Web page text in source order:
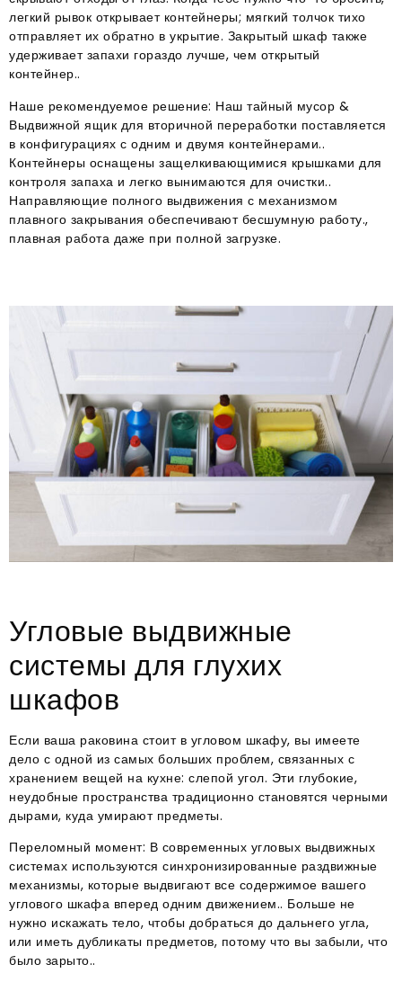
легкий рывок открывает контейнеры; мягкий толчок тихо
отправляет их обратно в укрытие. Закрытый шкаф также
удерживает запахи гораздо лучше, чем открытый
контейнер..
Наше рекомендуемое решение: Наш тайный мусор &
Выдвижной ящик для вторичной переработки поставляется
в конфигурациях с одним и двумя контейнерами..
Контейнеры оснащены защелкивающимися крышками для
контроля запаха и легко вынимаются для очистки..
Направляющие полного выдвижения с механизмом
плавного закрывания обеспечивают бесшумную работу.,
плавная работа даже при полной загрузке.
Угловые выдвижные
системы для глухих
шкафов
Если ваша раковина стоит в угловом шкафу, вы имеете
дело с одной из самых больших проблем, связанных с
хранением вещей на кухне: слепой угол. Эти глубокие,
неудобные пространства традиционно становятся черными
дырами, куда умирают предметы.
Переломный момент: В современных угловых выдвижных
системах используются синхронизированные раздвижные
механизмы, которые выдвигают все содержимое вашего
углового шкафа вперед одним движением.. Больше не
нужно искажать тело, чтобы добраться до дальнего угла,
или иметь дубликаты предметов, потому что вы забыли, что
было зарыто..